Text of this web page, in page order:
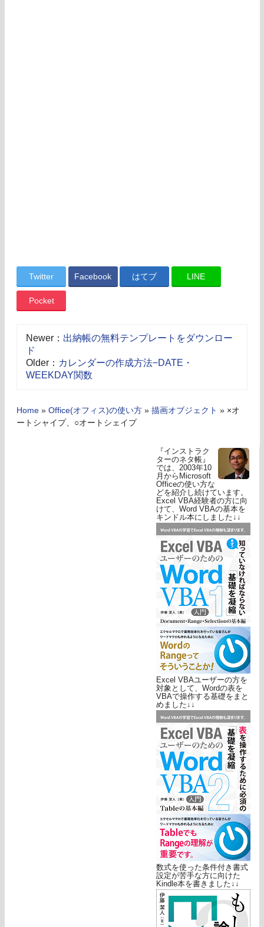
Twitter Facebook はてブ LINE
Pocket
Newer： 出納帳の無料テンプレートをダウンロー
ド
Older： カレンダーの作成方法−DATE・
WEEKDAY関数
Home » Office(オフィス)の使い方 » 描画オブジェクト » ×オ
ートシャイプ、○オートシェイプ
『インストラク
ターのネタ帳』
では、2003年10
月からMicrosoft
Officeの使い方な
どを紹介し続けています。
Excel VBA経験者の方に向
けて、Word VBAの基本を
キンドル本にしました↓↓
Excel VBAユーザーの方を
対象として、Wordの表を
VBAで操作する基礎をまと
めました↓↓
数式を使った条件付き書式
設定が苦手な方に向けた
Kindle本を書きました↓↓